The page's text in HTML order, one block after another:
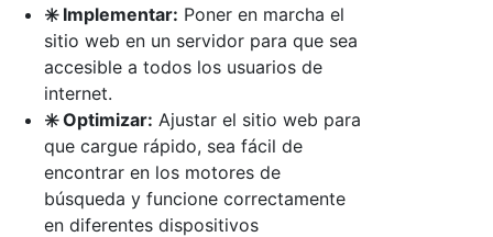
✳️ Implementar: Poner en marcha el
sitio web en un servidor para que sea
accesible a todos los usuarios de
internet.
✳️ Optimizar: Ajustar el sitio web para
que cargue rápido, sea fácil de
encontrar en los motores de
búsqueda y funcione correctamente
en diferentes dispositivos